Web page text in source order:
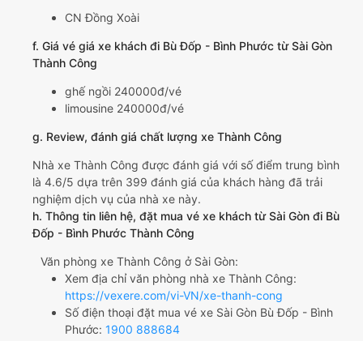
CN Đồng Xoài
f. Giá vé giá xe khách đi Bù Đốp - Bình Phước từ Sài Gòn
Thành Công
ghế ngồi 240000đ/vé
limousine 240000đ/vé
g. Review, đánh giá chất lượng xe Thành Công
Nhà xe Thành Công được đánh giá với số điểm trung bình
là 4.6/5 dựa trên 399 đánh giá của khách hàng đã trải
nghiệm dịch vụ của nhà xe này.
h. Thông tin liên hệ, đặt mua vé xe khách từ Sài Gòn đi Bù
Đốp - Bình Phước Thành Công
Văn phòng xe Thành Công ở Sài Gòn:
Xem địa chỉ văn phòng nhà xe Thành Công:
https://vexere.com/vi-VN/xe-thanh-cong
Số điện thoại đặt mua vé xe Sài Gòn Bù Đốp - Bình
Phước: 1900 888684